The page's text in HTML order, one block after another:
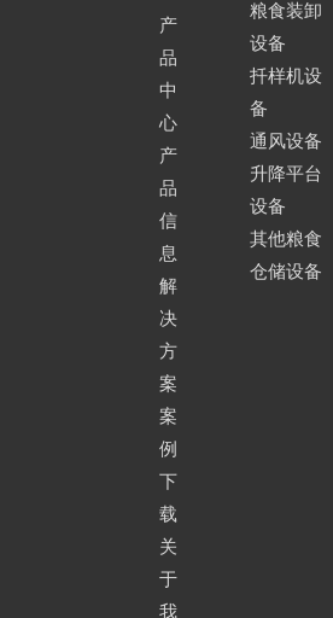
产
品
中
心
产
品
信
息
解
决
方
案
案
例
下
载
关
于
我
粮食装卸
设备
扦样机设
备
通风设备
升降平台
设备
其他粮食
仓储设备